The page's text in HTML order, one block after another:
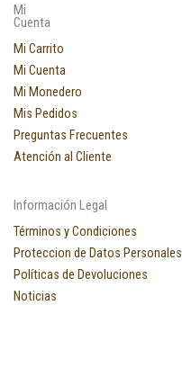
Mi
Cuenta
Mi Carrito
Mi Cuenta
Mi Monedero
Mis Pedidos
Preguntas Frecuentes
Atención al Cliente
Información Legal
Términos y Condiciones
Proteccion de Datos Personales
Políticas de Devoluciones
Noticias